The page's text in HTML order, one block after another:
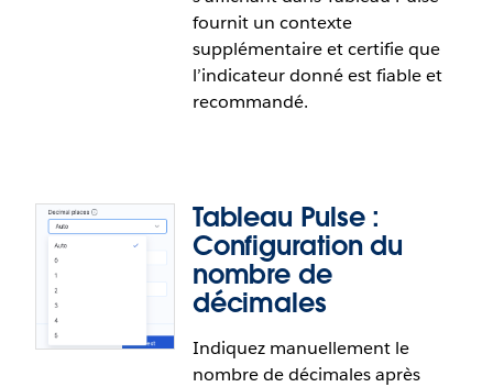
fournit un contexte
supplémentaire et certifie que
l’indicateur donné est fiable et
recommandé.
Tableau Pulse : Certifier les définitions
des indicateurs
Tableau Pulse :
Configuration du
nombre de
décimales
Indiquez manuellement le
nombre de décimales après